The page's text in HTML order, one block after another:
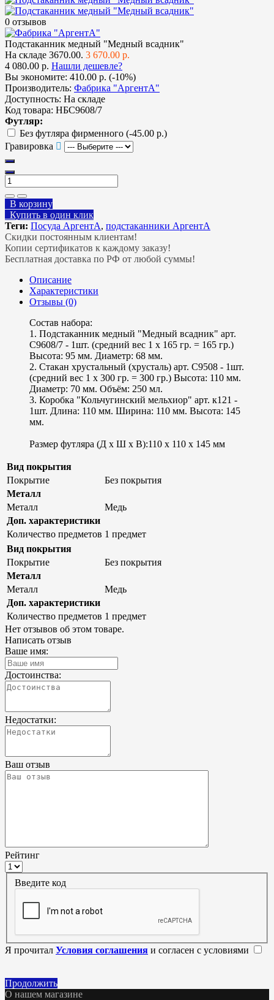
0 отзывов
Подстаканник медный "Медный всадник"
На складе 3670.00. 3 670.00 р.
4 080.00 р. Нашли дешевле?
Вы экономите: 410.00 р. (-10%)
Производитель: Фабрика "АргентА"
Доступность: На складе
Код товара: НБС9608/7
Футляр:
Без футляра фирменного (-45.00 р.)
Гравировка
В корзину
Купить в один клик
Теги: Посуда АргентА, подстаканники АргентА
Скидки постоянным клиентам!
Копии сертификатов к каждому заказу!
Бесплатная доставка по РФ от любой суммы!
Описание
Характеристики
Отзывы (0)
Состав набора:
1. Подстаканник медный "Медный всадник" арт.
С9608/7 - 1шт. (средний вес 1 х 165 гр. = 165 гр.)
Высота: 95 мм. Диаметр: 68 мм.
2. Стакан хрустальный (хрусталь) арт. С9508 - 1шт.
(средний вес 1 х 300 гр. = 300 гр.) Высота: 110 мм.
Диаметр: 70 мм. Объём: 250 мл.
3. Коробка "Кольчугинский мельхиор" арт. к121 -
1шт. Длина: 110 мм. Ширина: 110 мм. Высота: 145
мм.
Размер футляра (Д х Ш х В):110 x 110 x 145 мм
Вид покрытия
Покрытие
Без покрытия
Металл
Металл
Медь
Доп. характеристики
Количество предметов 1 предмет
Вид покрытия
Покрытие
Без покрытия
Металл
Металл
Медь
Доп. характеристики
Количество предметов 1 предмет
Нет отзывов об этом товаре.
Написать отзыв
Ваше имя:
Достоинства:
Недостатки:
Ваш отзыв
Рейтинг
Введите код
Я прочитал Условия соглашения и согласен с условиями
Продолжить
О нашем магазине